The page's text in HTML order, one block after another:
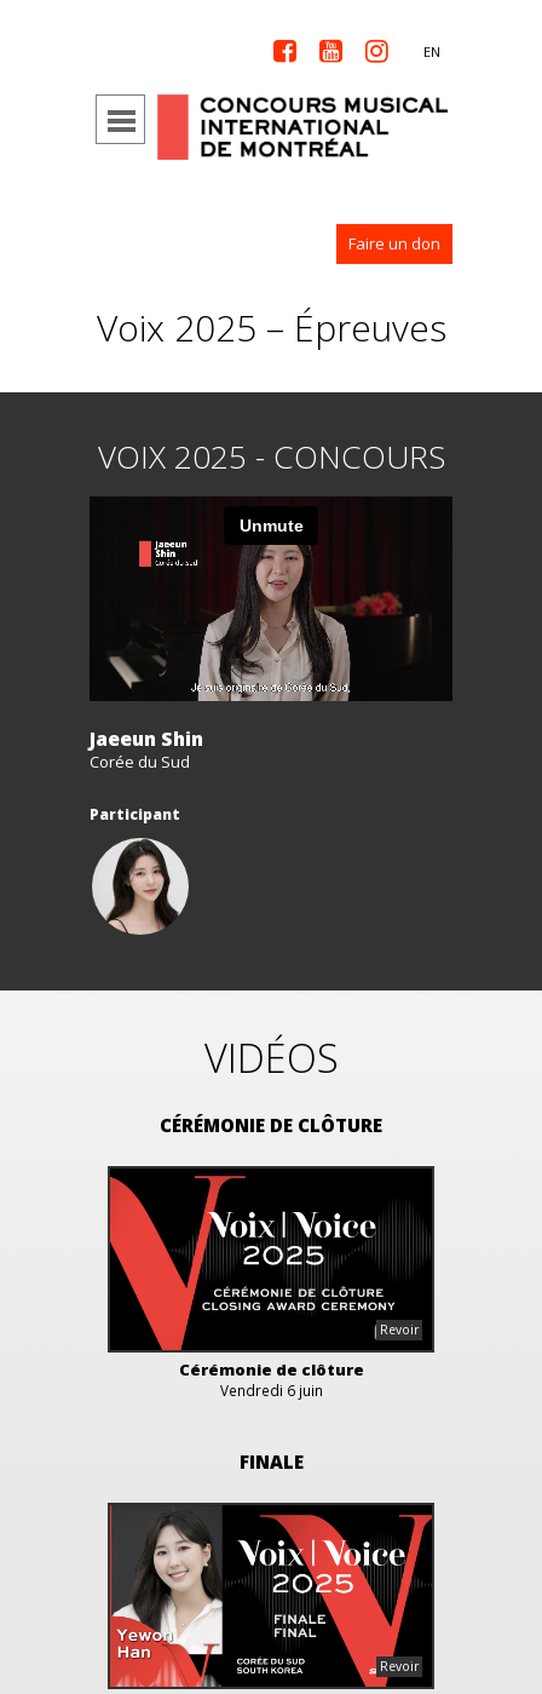
   EN
Faire un don
Voix 2025 – Épreuves
VOIX 2025 - CONCOURS
Jaeeun Shin
Corée du Sud
Participant
VIDÉOS
CÉRÉMONIE DE CLÔTURE
Cérémonie de clôture
Vendredi 6 juin
FINALE